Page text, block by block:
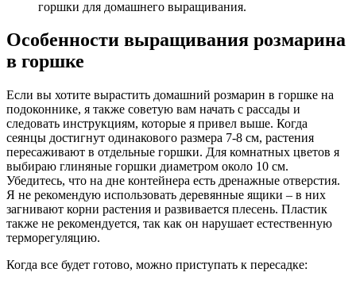
горшки для домашнего выращивания.
Особенности выращивания розмарина
в горшке
Если вы хотите вырастить домашний розмарин в горшке на
подоконнике, я также советую вам начать с рассады и
следовать инструкциям, которые я привел выше. Когда
сеянцы достигнут одинакового размера 7-8 см, растения
пересаживают в отдельные горшки. Для комнатных цветов я
выбираю глиняные горшки диаметром около 10 см.
Убедитесь, что на дне контейнера есть дренажные отверстия.
Я не рекомендую использовать деревянные ящики – в них
загнивают корни растения и развивается плесень. Пластик
также не рекомендуется, так как он нарушает естественную
терморегуляцию.
Когда все будет готово, можно приступать к пересадке: